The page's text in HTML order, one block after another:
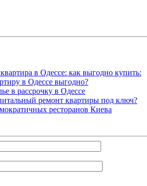
в Одессе: как выгодно купить:
в Одессе выгодно?
в рассрочку в Одессе
ремонт квартиры под ключ?
ресторанов Киева